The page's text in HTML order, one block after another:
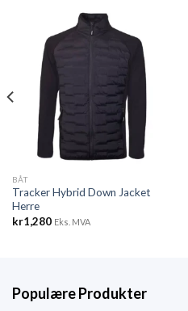
BÅT
Tracker Hybrid Down Jacket
Herre
kr1,280 Eks. MVA
Populære Produkter